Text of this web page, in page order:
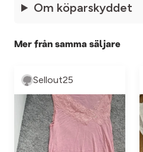
Om köparskyddet
Mer från samma säljare
Sellout25